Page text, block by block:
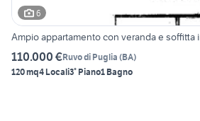
6
Ampio appartamento con veranda e soffitta
110.000 €Ruvo di Puglia (BA)
120 mq4 Locali3° Piano1 Bagno